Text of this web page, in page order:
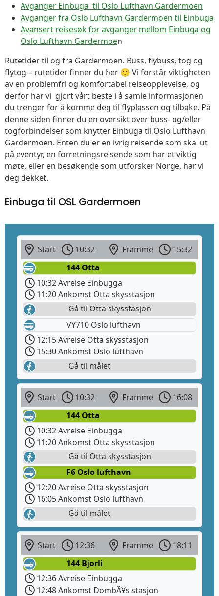
Avganger Einbuga til Oslo Lufthavn Gardermoen
Avganger fra Oslo Lufthavn Gardermoen til Einbuga
Avansert reisesøk for avganger mellom Einbuga og
Oslo Lufthavn Gardermoen
Rutetider til og fra Gardermoen. Buss, flybuss, tog og
flytog – rutetider finner du her 🙂 Vi forstår viktigheten
av en problemfri og komfortabel reiseopplevelse, og
derfor har vi gjort vårt beste i å samle informasjonen
du trenger for å komme deg til flyplassen og tilbake. På
denne siden finner du en oversikt over buss- og/eller
togforbindelser som knytter Einbuga til Oslo Lufthavn
Gardermoen. Enten du er en ivrig reisende som skal ut
på eventyr, en forretningsreisende som har et viktig
møte, eller en besøkende som utforsker Norge, har vi
deg dekket.
Einbuga til OSL Gardermoen
Start 10:32 Framme
15:32
144 Otta
10:32 Avreise Einbugga
11:20 Ankomst Otta skysstasjon
Gå til Otta skysstasjon
VY710 Oslo lufthavn
12:15 Avreise Otta skysstasjon
15:30 Ankomst Oslo lufthavn
Gå til målet
Start 10:32 Framme
16:08
144 Otta
10:32 Avreise Einbugga
11:20 Ankomst Otta skysstasjon
Gå til Otta skysstasjon
F6 Oslo lufthavn
12:20 Avreise Otta skysstasjon
16:05 Ankomst Oslo lufthavn
Gå til målet
Start 12:36 Framme
18:11
144 Bjorli
12:36 Avreise Einbugga
12:48 Ankomst DombÃ¥s stasjon